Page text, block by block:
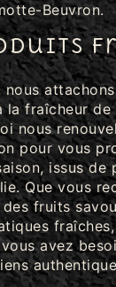
Beuvron.
nous
la fraîcheur de
nous
pour vous
issus de
Que vous
fruits
avez